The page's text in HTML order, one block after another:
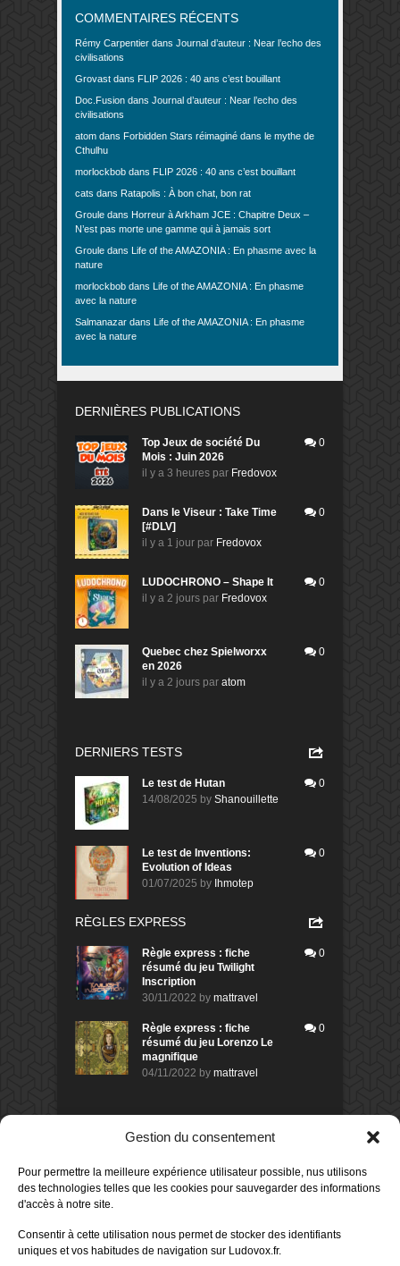
Gestion du consentement
Pour permettre la meilleure expérience utilisateur possible, nus utilisons
des technologies telles que les cookies pour sauvegarder des informations
d'accès à notre site.
Consentir à cette utilisation nous permet de stocker des identifiants
uniques et vos habitudes de navigation sur Ludovox.fr.
COMMENTAIRES RÉCENTS
Rémy Carpentier dans Journal d’auteur : Near l’echo des
civilisations
Grovast dans FLIP 2026 : 40 ans c’est bouillant
Doc.Fusion dans Journal d’auteur : Near l’echo des
civilisations
atom dans Forbidden Stars réimaginé dans le mythe de
Cthulhu
morlockbob dans FLIP 2026 : 40 ans c’est bouillant
cats dans Ratapolis : À bon chat, bon rat
Groule dans Horreur à Arkham JCE : Chapitre Deux –
N’est pas morte une gamme qui à jamais sort
Groule dans Life of the AMAZONIA : En phasme avec la
nature
morlockbob dans Life of the AMAZONIA : En phasme
avec la nature
Salmanazar dans Life of the AMAZONIA : En phasme
avec la nature
DERNIÈRES PUBLICATIONS
Top Jeux de société Du
Mois : Juin 2026
il y a 3 heures par Fredovox
0
Dans le Viseur : Take Time
[#DLV]
il y a 1 jour par Fredovox
0
LUDOCHRONO – Shape It
il y a 2 jours par Fredovox
0
Quebec chez Spielworxx
en 2026
il y a 2 jours par atom
0
DERNIERS TESTS
Le test de Hutan
14/08/2025 by Shanouillette
0
Le test de Inventions:
Evolution of Ideas
01/07/2025 by Ihmotep
0
RÈGLES EXPRESS
Règle express : fiche
résumé du jeu Twilight
Inscription
30/11/2022 by mattravel
0
Règle express : fiche
résumé du jeu Lorenzo Le
magnifique
04/11/2022 by mattravel
0
DERNIERS AVIS DES MEMBRES
Avis de
Sur le jeu Collect!
il y a 1 jour
Avis demorlockbob
Sur le jeu Detective Box - Ciao
80%